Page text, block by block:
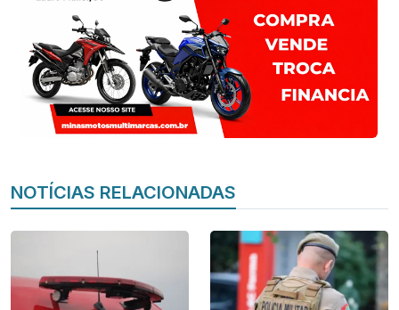
NOTÍCIAS RELACIONADAS